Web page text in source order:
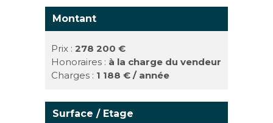
Montant
Prix :278 200 €
Honoraires : à la charge du vendeur
Charges : 1 188 € / année
Surface / Etage